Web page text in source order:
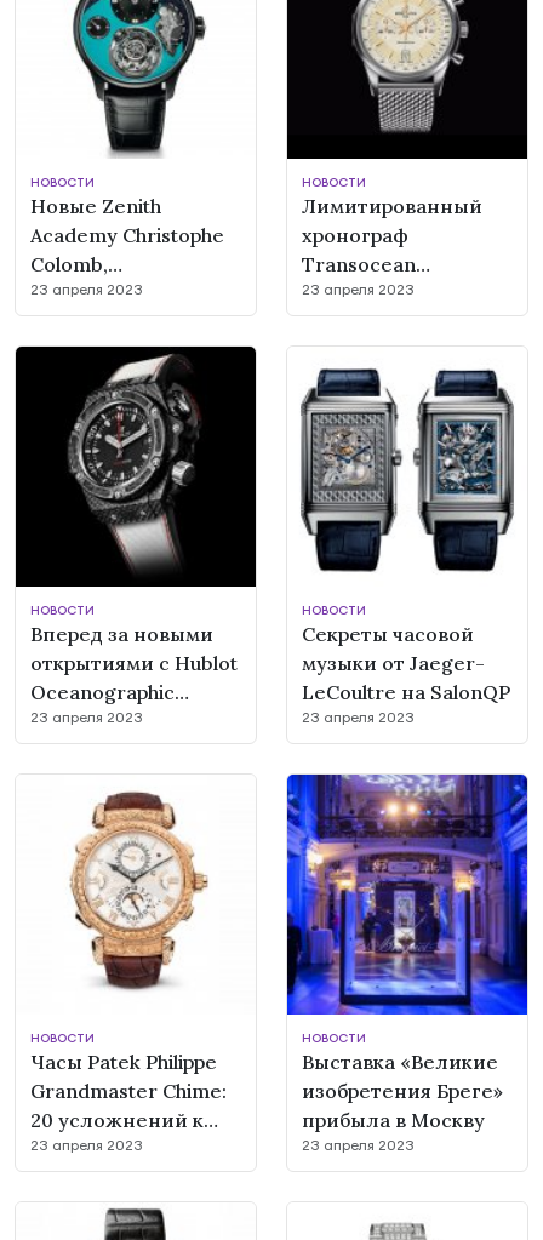
НОВОСТИ
Новые Zenith
Academy Christophe
Colomb,
посвященные
Феликсу
Баумгартнеру
23 апреля 2023
НОВОСТИ
Лимитированный
хронограф
Transocean
Chronograph Edition
от Breitling
23 апреля 2023
НОВОСТИ
Вперед за новыми
открытиями с Hublot
Oceanographic
EXO4000
23 апреля 2023
НОВОСТИ
Секреты часовой
музыки от Jaeger-
LeCoultre на SalonQP
23 апреля 2023
НОВОСТИ
Часы Patek Philippe
Grandmaster Chime:
20 усложнений к
собственному 175-
летию
23 апреля 2023
НОВОСТИ
Выставка «Великие
изобретения Бреге»
прибыла в Москву
23 апреля 2023